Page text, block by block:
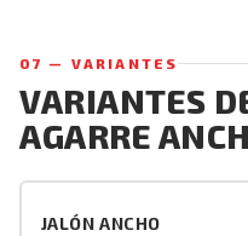
07 — VARIANTES
VARIANTES
AGARRE
JALÓN ANCHO